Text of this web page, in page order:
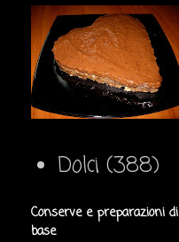
Dolci (388)
Conserve e preparazioni di
base